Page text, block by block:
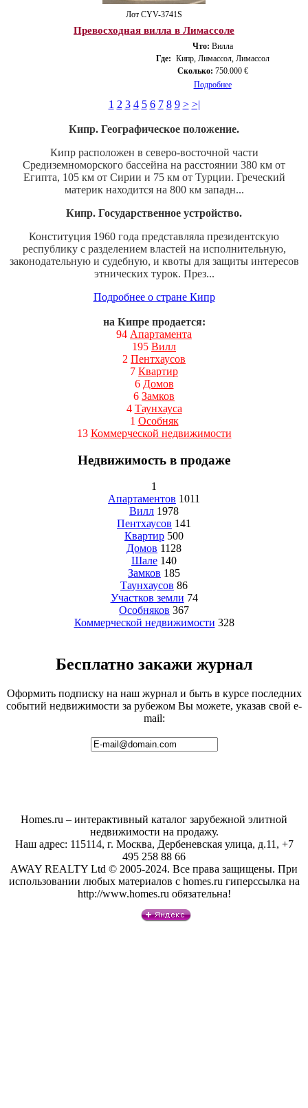
Лот CYV-3741S
Превосходная вилла в Лимассоле
Что: Вилла
Где: Кипр, Лимассол, Лимассол
Сколько: 750.000 €
Подробнее
1 2 3 4 5 6 7 8 9 > >|
Кипр. Географическое положение.
Кипр расположен в северо-восточной части
Средиземноморского бассейна на расстоянии 380 км от
Египта, 105 км от Сирии и 75 км от Турции. Греческий
материк находится на 800 км западн...
Кипр. Государственное устройство.
Конституция 1960 года представляла президентскую
республику с разделением властей на исполнительную,
законодательную и судебную, и квоты для защиты интересов
этнических турок. През...
Подробнее о стране Кипр
на Кипре продается:
94 Апартамента
195 Вилл
2 Пентхаусов
7 Квартир
6 Домов
6 Замков
4 Таунхауса
1 Особняк
13 Коммерческой недвижимости
Недвижимость в продаже
1
Апартаментов 1011
Вилл 1978
Пентхаусов 141
Квартир 500
Домов 1128
Шале 140
Замков 185
Таунхаусов 86
Участков земли 74
Особняков 367
Коммерческой недвижимости 328
Бесплатно закажи журнал
Оформить подписку на наш журнал и быть в курсе последних
событий недвижимости за рубежом Вы можете, указав свой e-
mail:
Homes.ru – интерактивный каталог зарубежной элитной
недвижимости на продажу.
Наш адрес: 115114, г. Москва, Дербеневская улица, д.11, +7
495 258 88 66
AWAY REALTY Ltd © 2005-2024. Все права защищены. При
использовании любых материалов с homes.ru гиперссылка на
http://www.homes.ru обязательна!